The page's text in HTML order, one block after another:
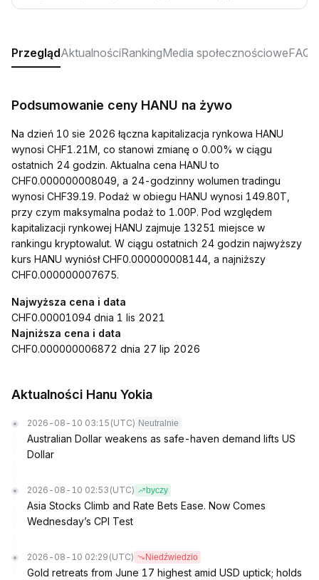
PrzeglądAktualnościRankingMedia społecznościoweFAQ
Podsumowanie ceny HANU na żywo
Na dzień 10 sie 2026 łączna kapitalizacja rynkowa HANU
wynosi CHF1.21M, co stanowi zmianę o 0.00% w ciągu
ostatnich 24 godzin. Aktualna cena HANU to
CHF0.000000008049, a 24-godzinny wolumen tradingu
wynosi CHF39.19. Podaż w obiegu HANU wynosi 149.80T,
przy czym maksymalna podaż to 1.00P. Pod względem
kapitalizacji rynkowej HANU zajmuje 13251 miejsce w
rankingu kryptowalut. W ciągu ostatnich 24 godzin najwyższy
kurs HANU wyniósł CHF0.000000008144, a najniższy
CHF0.000000007675.
Najwyższa cena i data
CHF0.00001094 dnia 1 lis 2021
Najniższa cena i data
CHF0.000000006872 dnia 27 lip 2026
Aktualności Hanu Yokia
2026-08-10 03:15 (UTC) Neutralnie
Australian Dollar weakens as safe-haven demand lifts US
Dollar
2026-08-10 02:53 (UTC) byczy
Asia Stocks Climb and Rate Bets Ease. Now Comes
Wednesday’s CPI Test
2026-08-10 02:29 (UTC) Niedźwiedzio
Gold retreats from June 17 highest amid USD uptick; holds